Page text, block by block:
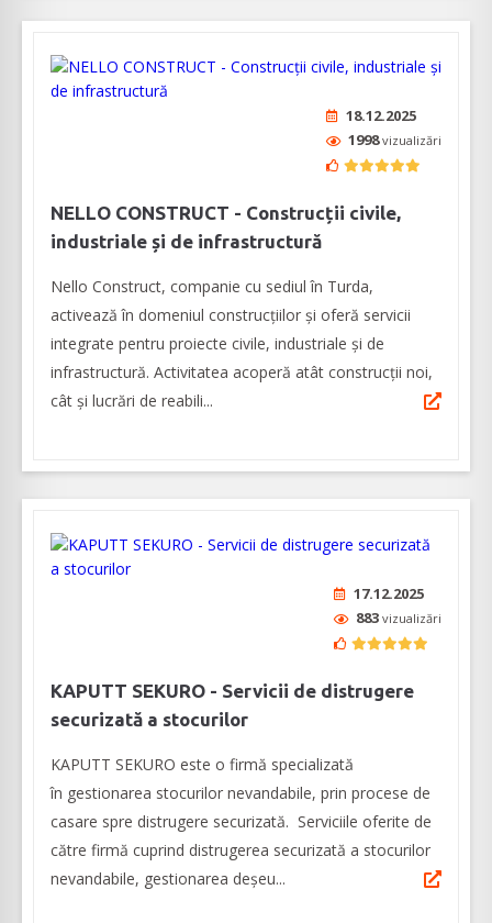
18.12.2025
1998vizualizări
NELLO CONSTRUCT - Construcții civile,
industriale și de infrastructură
Nello Construct, companie cu sediul în Turda,
activează în domeniul construcțiilor și oferă servicii
integrate pentru proiecte civile, industriale și de
infrastructură. Activitatea acoperă atât construcții noi,
cât și lucrări de reabili...
17.12.2025
883 vizualizări
KAPUTT SEKURO - Servicii de distrugere
securizată a stocurilor
KAPUTT SEKURO este o firmă specializată
în gestionarea stocurilor nevandabile, prin procese de
casare spre distrugere securizată. Serviciile oferite de
către firmă cuprind distrugerea securizată a stocurilor
nevandabile, gestionarea deșeu...